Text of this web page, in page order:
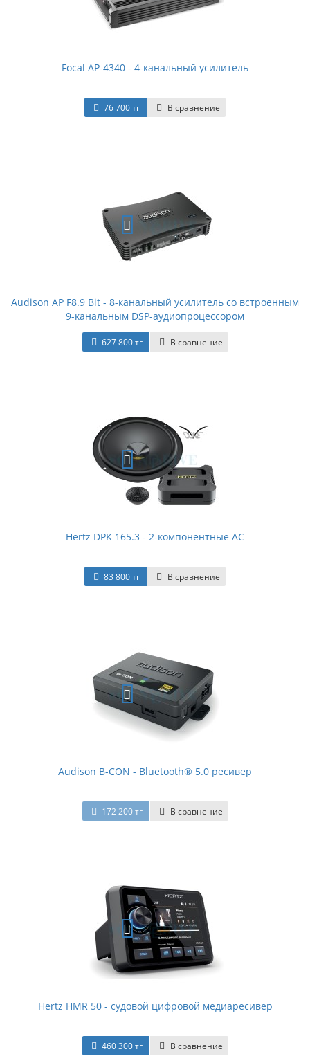
Focal AP-4340 - 4-канальный усилитель
76 700 тг В сравнение
Audison AP F8.9 Bit - 8-канальный усилитель со встроенным
9-канальным DSP-аудиопроцессором
627 800 тг В сравнение
Hertz DPK 165.3 - 2-компонентные АС
83 800 тг В сравнение
Audison B-CON - Bluetooth® 5.0 ресивер
172 200 тг В сравнение
Hertz HMR 50 - судовой цифровой медиаресивер
460 300 тг В сравнение